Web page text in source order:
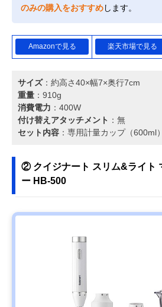
のみの購入をおすすめします。
Amazonで見る 楽天市場で見る
サイズ：約高さ40×幅7×奥行7cm
重量 ：910g
消費電力 ：400W
付け替えアタッチメント ：無
セット内容 ：専用計量カップ（600ml）
② クイジナート スリム&ライト
ー HB-500